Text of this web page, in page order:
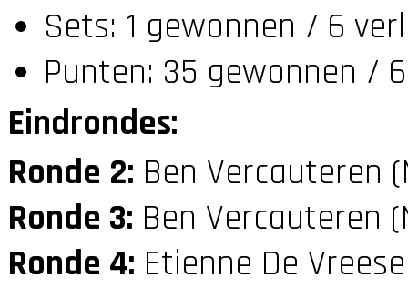
Sets: 1 gewonnen / 6
Punten: 35 gewonnen /
Eindrondes:
Ronde 2: Ben Vercauteren
Ronde 3: Ben Vercauteren
Ronde 4: Etienne De